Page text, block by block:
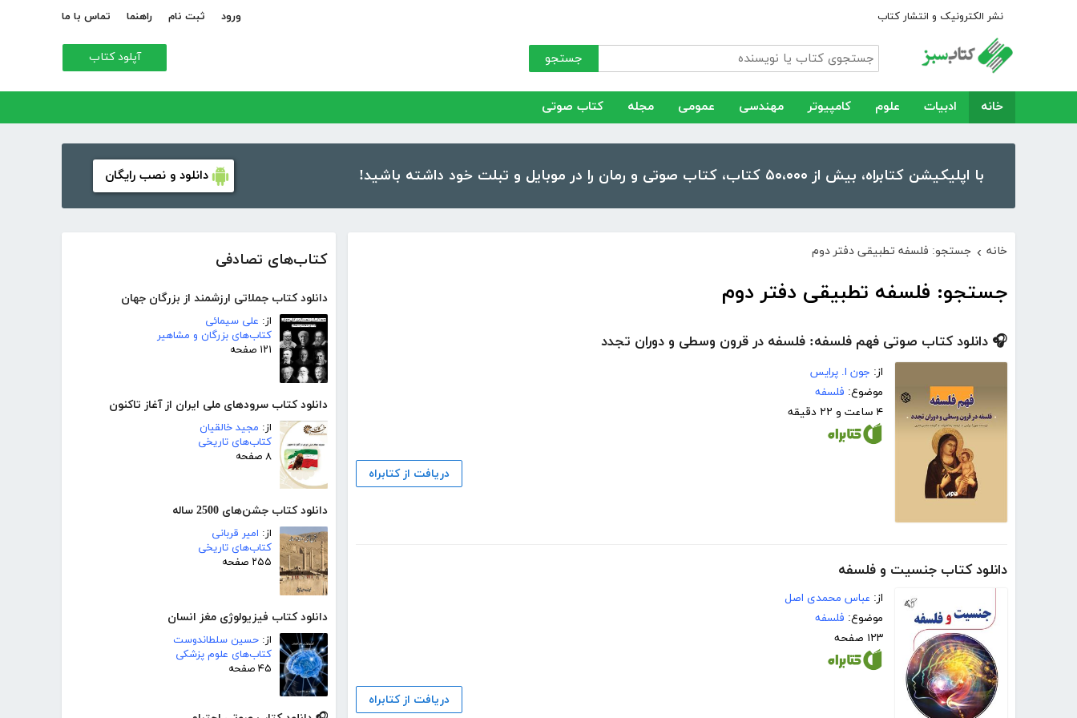
نشر الکترونیک و انتشار کتاب ورود ثبت نام راهنما تماس با ما
جستجو آپلود کتاب
خانه ادبیات علوم کامپیوتر مهندسی عمومی مجله کتاب صوتی
با اپلیکیشن کتابراه، بیش از ۵۰،۰۰۰ کتاب، کتاب صوتی و رمان را در موبایل و تبلت خود داشته باشید! دانلود و نصب رایگان
کتاب‌های تصادفی
دانلود کتاب جملاتی ارزشمند از بزرگان جهان
از: علی سیمائی
کتاب‌های بزرگان و مشاهیر
۱۲۱ صفحه
دانلود کتاب سرود‌های ملی ایران از آغاز تاکنون
از: مجید خالقیان
کتاب‌های تاریخی
۸ صفحه
دانلود کتاب جشن‌های 2500 ساله
از: امیر قربانی
کتاب‌های تاریخی
۲۵۵ صفحه
دانلود کتاب فیزیولوژی مغز انسان
از: حسین سلطاندوست
کتاب‌های علوم پزشکی
۴۵ صفحه
خانه › جستجو: فلسفه تطبیقی دفتر دوم
جستجو: فلسفه تطبیقی دفتر دوم
🎧 دانلود کتاب صوتی فهم فلسفه: فلسفه در قرون وسطی و دوران تجدد
از: جون ا. پرایس
موضوع: فلسفه
۴ ساعت و ۲۲ دقیقه
دریافت از کتابراه
دانلود کتاب جنسیت و فلسفه
از: عباس محمدی اصل
موضوع: فلسفه
۱۲۳ صفحه
دریافت از کتابراه